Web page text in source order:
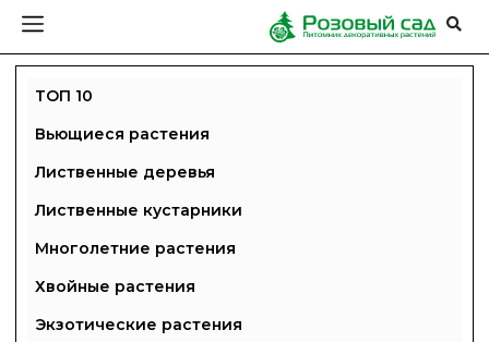
ТОП 10
Вьющиеся растения
Лиственные деревья
Лиственные кустарники
Многолетние растения
Хвойные растения
Экзотические растения